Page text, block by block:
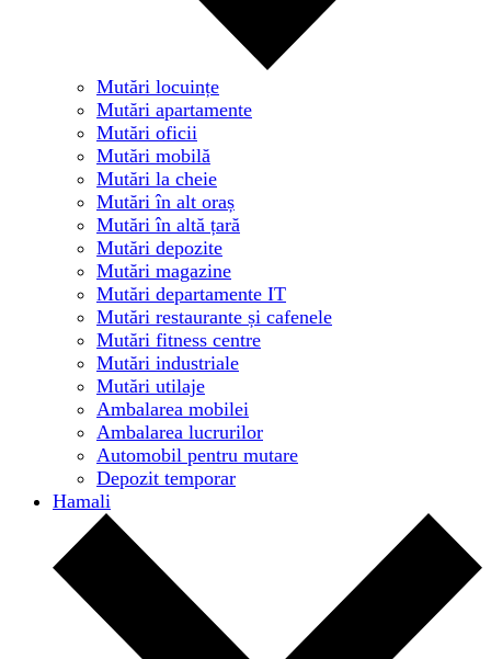
Mutări locuințe
Mutări apartamente
Mutări oficii
Mutări mobilă
Mutări la cheie
Mutări în alt oraș
Mutări în altă țară
Mutări depozite
Mutări magazine
Mutări departamente IT
Mutări restaurante și cafenele
Mutări fitness centre
Mutări industriale
Mutări utilaje
Ambalarea mobilei
Ambalarea lucrurilor
Automobil pentru mutare
Depozit temporar
Hamali